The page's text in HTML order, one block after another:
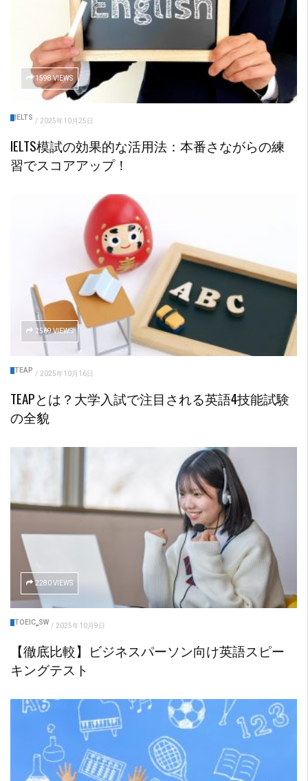
1598 VIEWS
IELTS / 2025年10月25日
IELTS模試の効果的な活用法：本番さながらの練
習でスコアアップ！
2569 VIEWS
TEAP / 2025年10月16日
TEAPとは？大学入試で注目される英語4技能試験
の全貌
2280 VIEWS
TOEIC‗SW / 2025年10月9日
【徹底比較】ビジネスパーソン向け英語スピー
キングテスト